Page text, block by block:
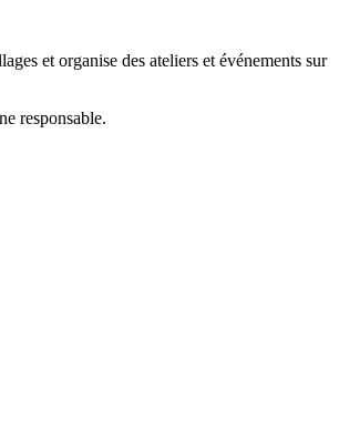
et organise des ateliers et événements sur
responsable.